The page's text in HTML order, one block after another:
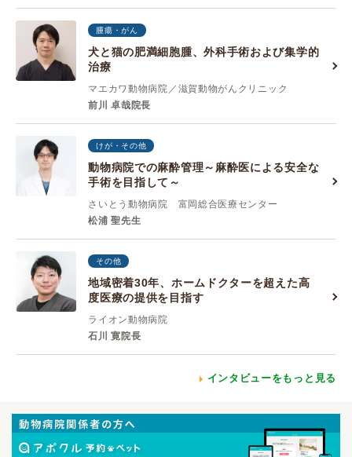
腫瘍・がん
犬と猫の肥満細胞腫、外科手術および集学的
治療
マエカワ動物病院／滋賀動物がんクリニック
前川 卓哉院長
けが・その他
動物病院での麻酔管理～麻酔医による安全な
手術を目指して～
さいとう動物病院 富岡総合医療センター
松浦 聖先生
その他
地域密着30年、ホームドクターを超えた高
度医療の提供を目指す
ライオン動物病院
石川 寛院長
インタビューをもっと見る